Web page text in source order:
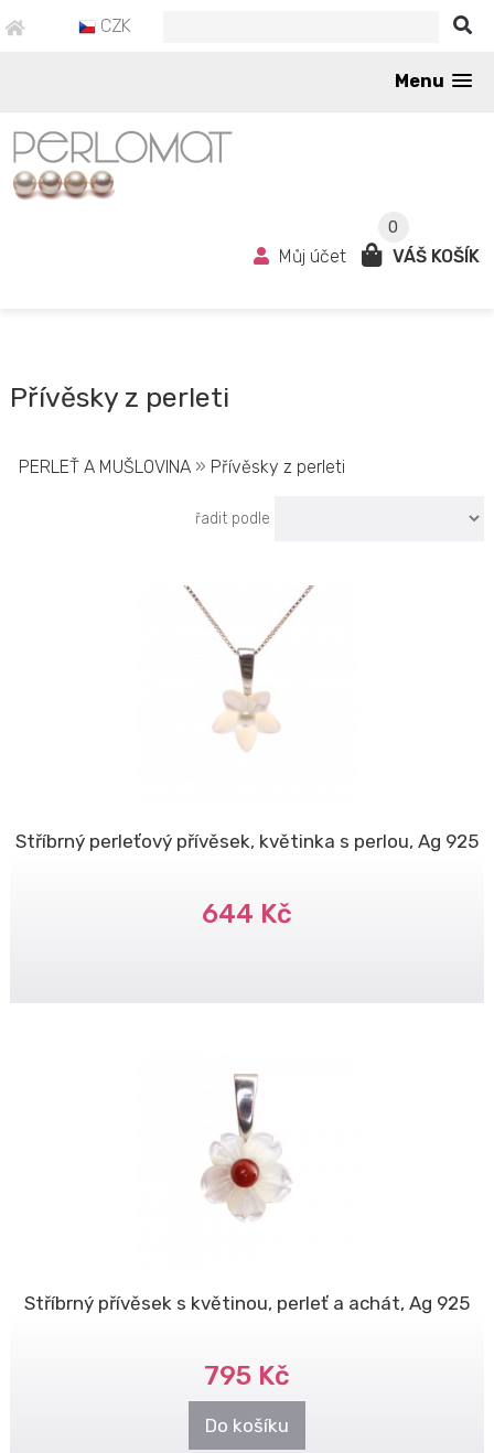
CZK
Menu
0
Můj účet VÁŠ KOŠÍK
Přívěsky z perleti
PERLEŤ A MUŠLOVINA» Přívěsky z perleti
řadit podle
Stříbrný perleťový přívěsek, květinka s perlou, Ag 925
644 Kč
Stříbrný přívěsek s květinou, perleť a achát, Ag 925
795 Kč
Do košíku